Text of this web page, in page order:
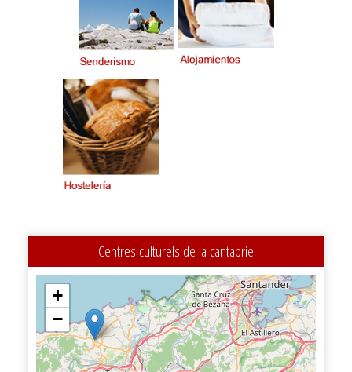
Centres culturels de la cantabrie
+
−